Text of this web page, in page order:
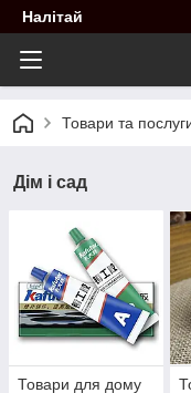
Налітай
Товари та
Дім і сад
Товари для дому